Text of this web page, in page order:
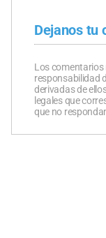
Dejanos tu
Los comentarios
responsabilidad
derivadas de
legales que
que no